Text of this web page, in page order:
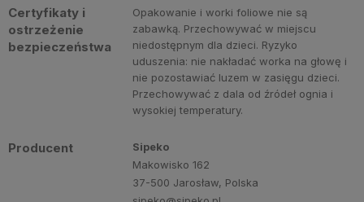
Certyfikaty i
ostrzeżenie
bezpieczeństwa
Opakowanie i worki foliowe nie są
zabawką. Przechowywać w miejscu
niedostępnym dla dzieci. Ryzyko
uduszenia: nie nakładać worka na głowę i
nie pozostawiać luzem w zasięgu dzieci.
Przechowywać z dala od źródeł ognia i
wysokiej temperatury.
Producent
Sipeko
Makowisko 162
37-500 Jarosław, Polska